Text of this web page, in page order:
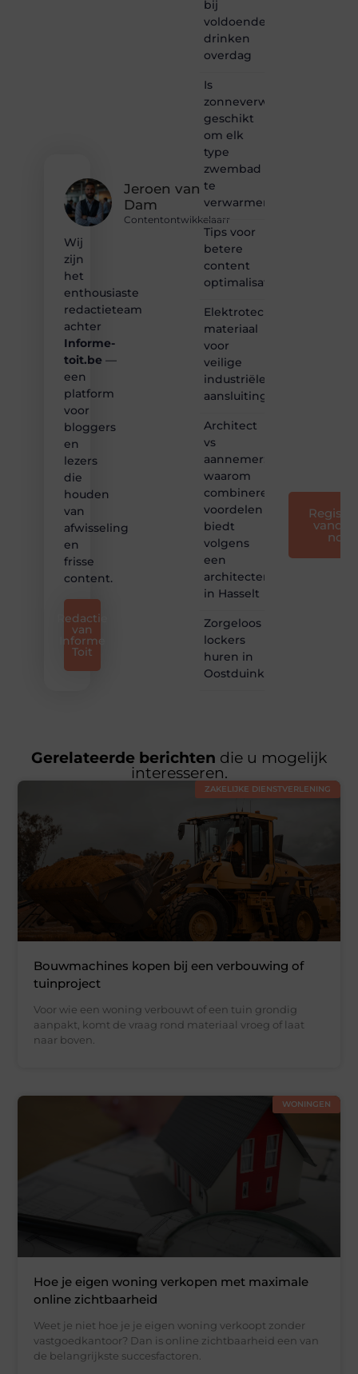
Jeroen van
Dam
Contentontwikkelaarr
Wij
zijn
het
enthousiaste
redactieteam
achter
Informe-
toit.be —
een
platform
voor
bloggers
en
lezers
die
houden
van
afwisseling
en
frisse
content.
Redactie
van
Informe
Toit
bij
voldoende
drinken
overdag
Is
zonneverwarming
geschikt
om elk
type
zwembad
te
verwarmen?
Tips voor
betere
content
optimalisatie
Elektrotechnisch
materiaal
voor
veilige
industriële
aansluitingen
Architect
vs
aannemer:
waarom
combineren
voordelen
biedt
volgens
een
architectenbureau
in Hasselt
Zorgeloos
lockers
huren in
Oostduinkerke
nog
Gerelateerde berichten die u mogelijk
interesseren.
ZAKELIJKE DIENSTVERLENING
Bouwmachines kopen bij een verbouwing of
tuinproject
Voor wie een woning verbouwt of een tuin grondig
aanpakt, komt de vraag rond materiaal vroeg of laat
naar boven.
WONINGEN
Hoe je eigen woning verkopen met maximale
online zichtbaarheid
Weet je niet hoe je je eigen woning verkoopt zonder
vastgoedkantoor? Dan is online zichtbaarheid een van
de belangrijkste succesfactoren.